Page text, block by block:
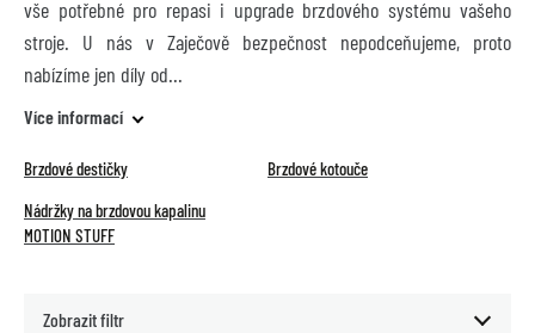
vše potřebné pro repasi i upgrade brzdového systému vašeho
stroje. U nás v Zaječově bezpečnost nepodceňujeme, proto
nabízíme jen díly od
Více informací
Brzdové destičky
Brzdové kotouče
Nádržky na brzdovou kapalinu
MOTION STUFF
Zobrazit filtr